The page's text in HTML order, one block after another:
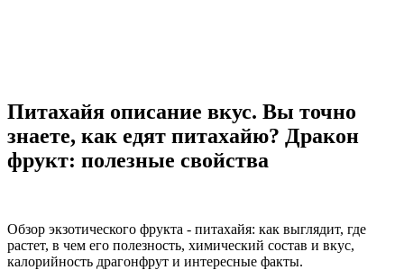
Питахайя описание вкус. Вы точно
знаете, как едят питахайю? Дракон
фрукт: полезные свойства
Обзор экзотического фрукта - питахайя: как выглядит, где
растет, в чем его полезность, химический состав и вкус,
калорийность драгонфрут и интересные факты.